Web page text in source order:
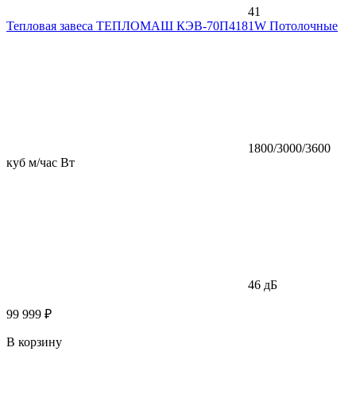
41
Тепловая завеса ТЕПЛОМАШ КЭВ-70П4181W Потолочные
1800/3000/3600
куб м/час Вт
46 дБ
99 999 ₽
В корзину